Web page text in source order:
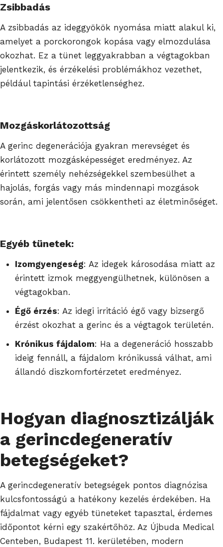
Zsibbadás
A zsibbadás az ideggyökök nyomása miatt alakul ki,
amelyet a porckorongok kopása vagy elmozdulása
okozhat. Ez a tünet leggyakrabban a végtagokban
jelentkezik, és érzékelési problémákhoz vezethet,
például tapintási érzéketlenséghez.
Mozgáskorlátozottság
A gerinc degenerációja gyakran merevséget és
korlátozott mozgásképességet eredményez. Az
érintett személy nehézségekkel szembesülhet a
hajolás, forgás vagy más mindennapi mozgások
során, ami jelentősen csökkentheti az életminőséget.
Egyéb tünetek:
Izomgyengeség: Az idegek károsodása miatt az
érintett izmok meggyengülhetnek, különösen a
végtagokban.
Égő érzés: Az idegi irritáció égő vagy bizsergő
érzést okozhat a gerinc és a végtagok területén.
Krónikus fájdalom: Ha a degeneráció hosszabb
ideig fennáll, a fájdalom krónikussá válhat, ami
állandó diszkomfortérzetet eredményez.
Hogyan diagnosztizálják
a gerincdegeneratív
betegségeket?
A gerincdegeneratív betegségek pontos diagnózisa
kulcsfontosságú a hatékony kezelés érdekében. Ha
fájdalmat vagy egyéb tüneteket tapasztal, érdemes
időpontot kérni egy szakértőhöz. Az Újbuda Medical
Centeben, Budapest 11. kerületében, modern